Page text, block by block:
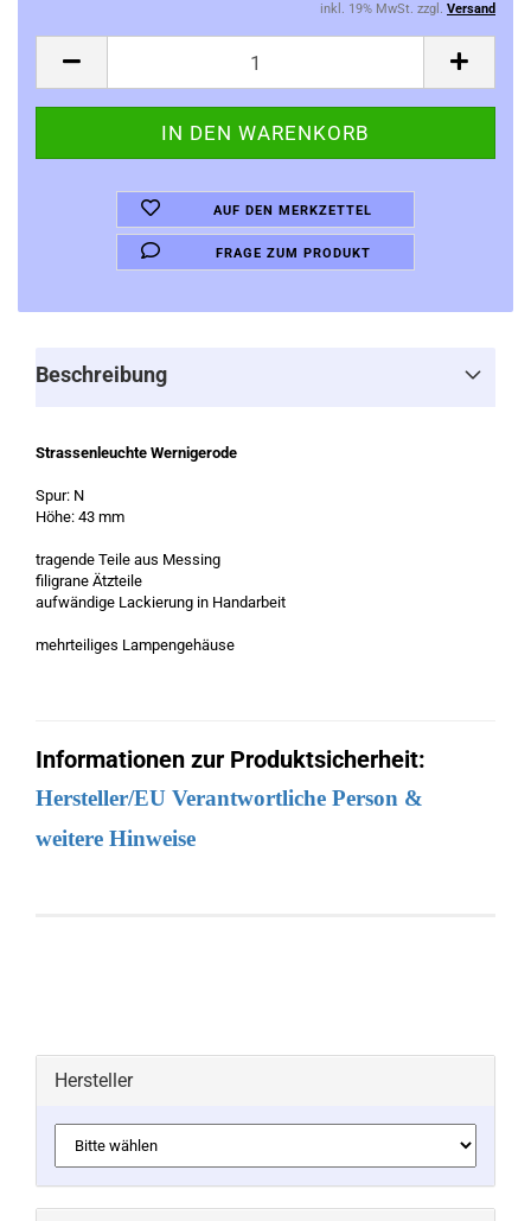
inkl. 19% MwSt. zzgl. Versand
AUF DEN MERKZETTEL
FRAGE ZUM PRODUKT
Beschreibung
Strassenleuchte Wernigerode
Spur: N
Höhe: 43 mm
tragende Teile aus Messing
filigrane Ätzteile
aufwändige Lackierung in Handarbeit
mehrteiliges Lampengehäuse
Informationen zur Produktsicherheit:
Hersteller/EU Verantwortliche Person &
weitere Hinweise
Hersteller